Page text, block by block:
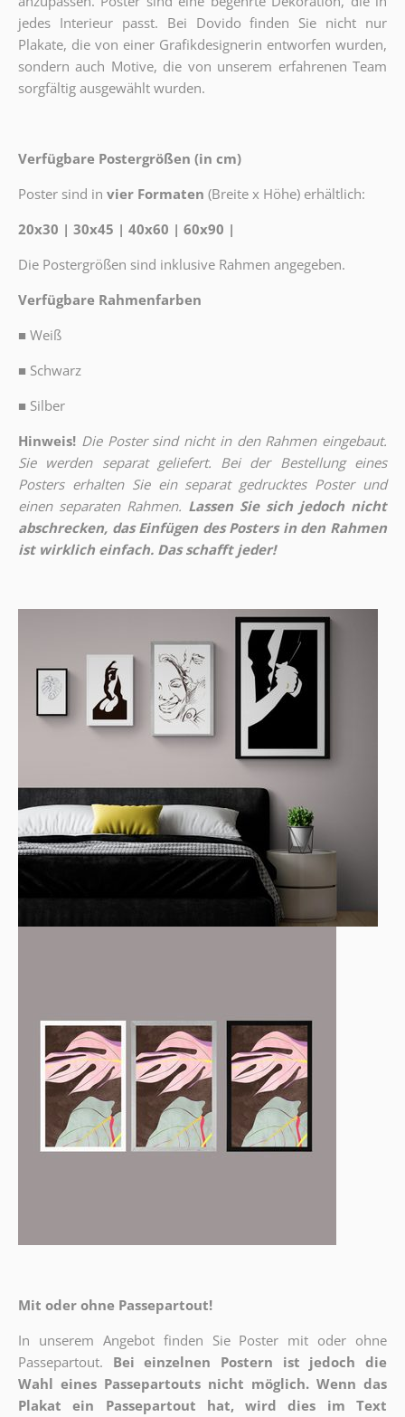
jedes Interieur passt. Bei Dovido finden Sie nicht nur
Plakate, die von einer Grafikdesignerin entworfen wurden,
sondern auch Motive, die von unserem erfahrenen Team
sorgfältig ausgewählt wurden.
Verfügbare Postergrößen (in cm)
Poster sind in vier Formaten (Breite x Höhe) erhältlich:
20x30 | 30x45 | 40x60 | 60x90 |
Die Postergrößen sind inklusive Rahmen angegeben.
Verfügbare Rahmenfarben
■ Weiß
■ Schwarz
■ Silber
Hinweis! Die Poster sind nicht in den Rahmen eingebaut.
Sie werden separat geliefert. Bei der Bestellung eines
Posters erhalten Sie ein separat gedrucktes Poster und
einen separaten Rahmen. Lassen Sie sich jedoch nicht
abschrecken, das Einfügen des Posters in den Rahmen
ist wirklich einfach. Das schafft jeder!
Mit oder ohne Passepartout!
In unserem Angebot finden Sie Poster mit oder ohne
Passepartout.
Bei einzelnen Postern ist jedoch die
Wahl eines Passepartouts nicht möglich. Wenn das
Plakat ein Passepartout hat, wird dies im Text